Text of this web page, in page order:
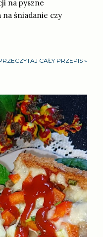
na pyszne
na śniadanie czy
CAŁY PRZEPIS »